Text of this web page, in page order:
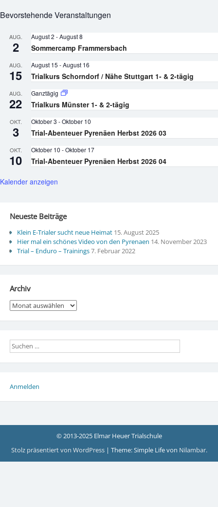
Bevorstehende Veranstaltungen
AUG.
2
August 2 -August 8
Sommercamp Frammersbach
AUG.
15
August 15 -August 16
Trialkurs Schorndorf / Nähe Stuttgart 1- & 2-tägig
AUG.
22
Ganztägig
Trialkurs Münster 1- & 2-tägig
OKT.
3
Oktober 3 -Oktober 10
Trial-Abenteuer Pyrenäen Herbst 2026 03
OKT.
10
Oktober 10 -Oktober 17
Trial-Abenteuer Pyrenäen Herbst 2026 04
Kalender anzeigen
Neueste Beiträge
Klein E-Trialer sucht neue Heimat 15. August 2025
Hier mal ein schönes Video von den Pyrenaen 14. November 2023
Trial – Enduro – Trainings7. Februar 2022
Archiv
Archiv
Anmelden
© 2013-2025 Elmar Heuer Trialschule
Stolz präsentiert von WordPress | Theme: Simple Life von Nilambar.